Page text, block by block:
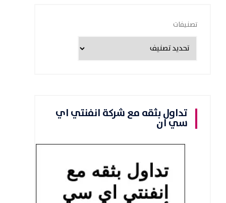
تصنيفات
تداول بثقه مع شركة انفنتي اي
سي ان